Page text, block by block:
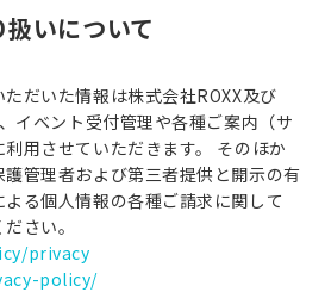
いについて
だいた情報は株式会社ROXX及び
イベント受付管理や各種ご案内（サ
用させていただきます。 そのほか
管理者および第三者提供と開示の有
る個人情報の各種ご請求に関して
さい。
privacy
policy/